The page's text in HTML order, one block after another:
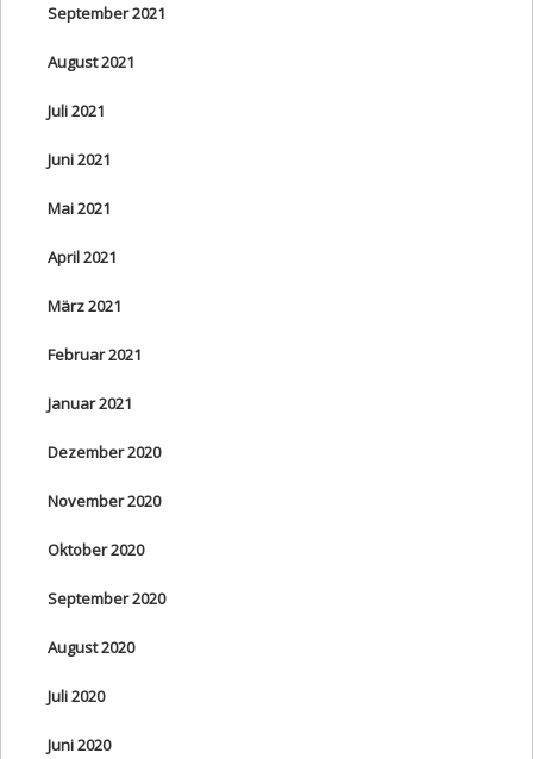
September 2021
August 2021
Juli 2021
Juni 2021
Mai 2021
April 2021
März 2021
Februar 2021
Januar 2021
Dezember 2020
November 2020
Oktober 2020
September 2020
August 2020
Juli 2020
Juni 2020